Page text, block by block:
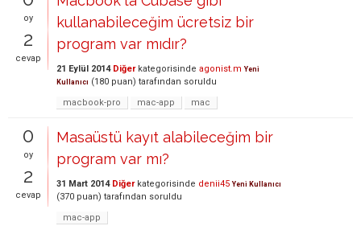
oy
2
cevap
kullanabileceğim ücretsiz bir
program var mıdır?
21 Eylül 2014 Diğerkategorisinde agonist.m Yeni
Kullanıcı (180 puan) tarafından soruldu
macbook-pro
mac-app mac
0
oy
2
cevap
Masaüstü kayıt alabileceğim bir
program var mı?
31 Mart 2014 Diğerkategorisinde denii45 Yeni Kullanıcı
(370 puan) tarafından soruldu
mac-app